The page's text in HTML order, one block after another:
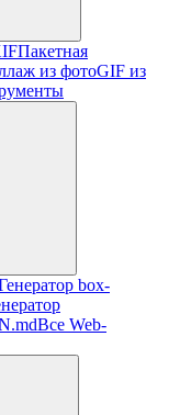
Пакетная
из фотоGIF из
box-
Все Web-